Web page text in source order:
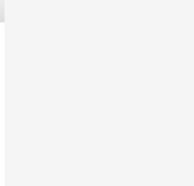
보실 수 있습니다.
신의 품격을 한층 높여줍니다. V넥 디자인과 정교한 버튼 디